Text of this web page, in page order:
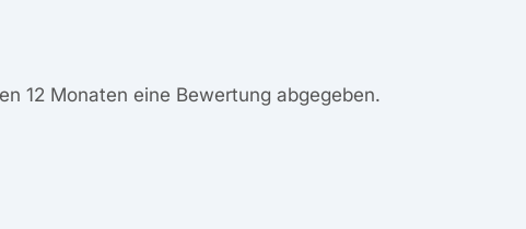
12 Monaten eine Bewertung abgegeben.